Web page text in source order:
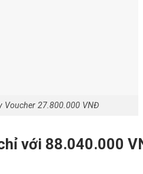
Voucher 27.800.000 VNĐ
với 88.040.000